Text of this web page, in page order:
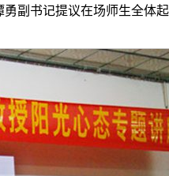
副书记提议在场师生全体